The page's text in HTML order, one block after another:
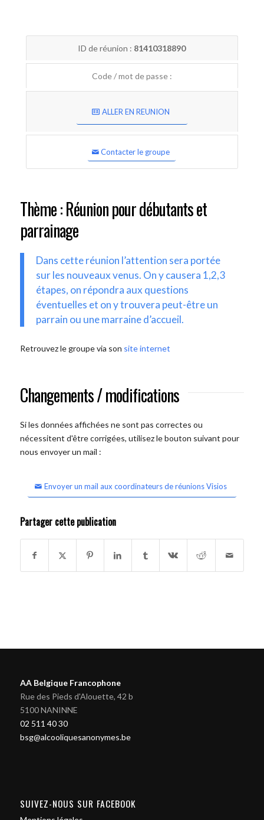
ID de réunion : 81410318890
Code / mot de passe :
ALLER EN REUNION
Contacter le groupe
Thème : Réunion pour débutants et
parrainage
Dans cette réunion l’attention sera portée
sur les nouveaux venus. On y causera 1,2,3
étapes, on répondra aux questions
éventuelles et on y trouvera peut-être un
parrain ou une marraine d’accueil.
Retrouvez le groupe via son site internet
Changements / modifications
Si les données affichées ne sont pas correctes ou
nécessitent d'être corrigées, utilisez le bouton suivant pour
nous envoyer un mail :
Envoyer un mail aux coordinateurs de réunions Visios
Partager cette publication
AA Belgique Francophone
Rue des Pieds d'Alouette, 42 b
5100 NANINNE
02 511 40 30
bsg@alcooliquesanonymes.be
SUIVEZ-NOUS SUR FACEBOOK